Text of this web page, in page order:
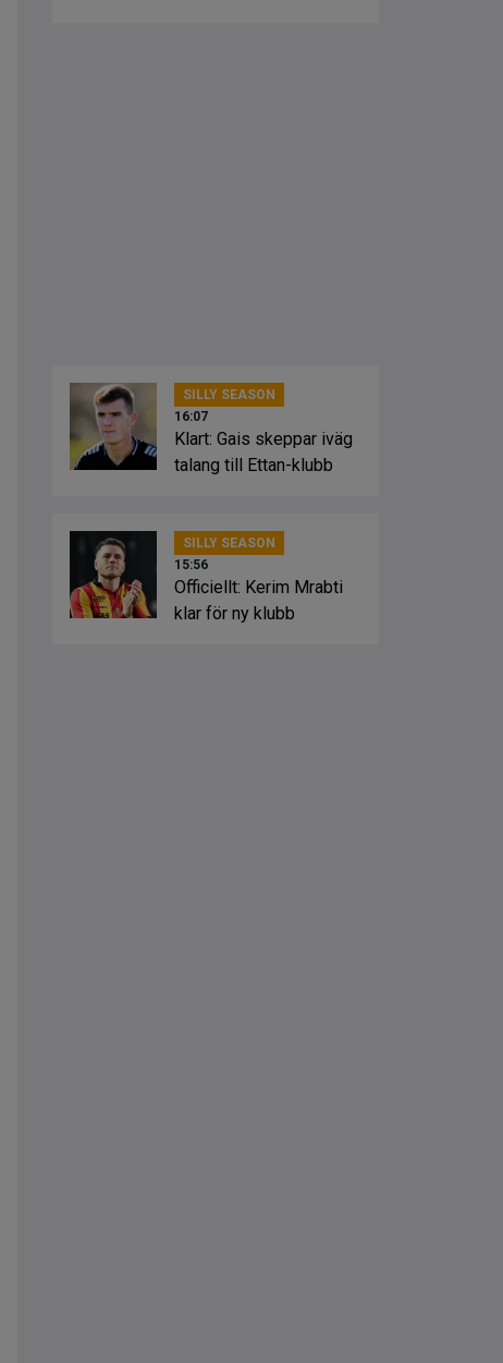
SILLY SEASON
16:07
Klart: Gais skeppar iväg
talang till Ettan-klubb
SILLY SEASON
15:56
Officiellt: Kerim Mrabti
klar för ny klubb